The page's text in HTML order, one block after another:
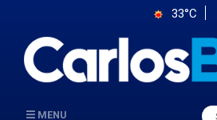
33°C
MENU